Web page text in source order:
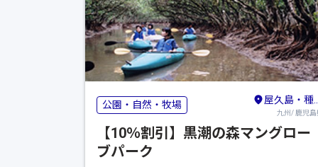
公園・自然・牧場 屋久島・種子島・奄美群島
九州/ 鹿児島
【10％割引】黒潮の森マングロー
ブパーク